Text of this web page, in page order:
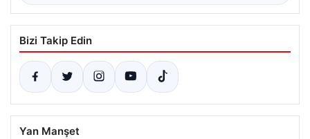
Bizi Takip Edin
Yan Manşet